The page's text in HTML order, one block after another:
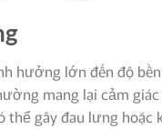
hưởng lớn đến độ
mang lại cảm
gây đau lưng hoặc